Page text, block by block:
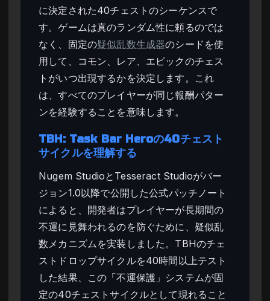
に決定された40チェストのシーケンスで
す。ゲームは真のランダム性に頼るのでは
なく、固定の疑似乱数生成器のシードを使
用して、コモン、レア、エピックのチェス
トがいつ出現するかを決定します。これ
は、すべてのプレイヤーが同じ報酬パター
ンを経験することを意味します。
TBH: Task Bar Heroの40チェスト
サイクルを理解する
Nugem StudioとTesseract Studioがバー
ジョン1.0以降で公開した公式パッチノート
によると、開発者はプレイヤーが長期間の
不運に見舞われるのを防ぐために、疑似乱
数メカニズムを実装しました。TBHのチェ
ストドロップサイクルを40時間以上テスト
した結果、この「不運保護」システムが固
定の40チェストサイクルとして現れること